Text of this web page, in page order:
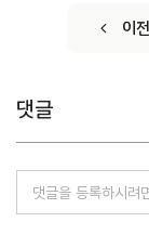
이전
댓글